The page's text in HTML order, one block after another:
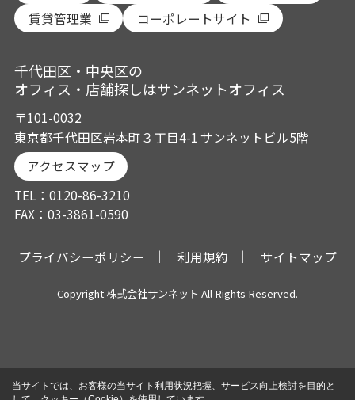
賃貸管理業
コーポレートサイト
千代田区・中央区の
オフィス・店舗探しはサンネットオフィス
〒101-0032
東京都千代田区岩本町３丁目4-1 サンネットビル5階
アクセスマップ
TEL：0120-86-3210
FAX：03-3861-0590
プライバシーポリシー 利用規約 サイトマップ
Copyright 株式会社サンネット All Rights Reserved.
当サイトでは、お客様の当サイト利用状況把握、サービス向上検討を目的と